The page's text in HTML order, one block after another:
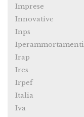
Imprese
Innovative
Inps
Iperammortamenti
Irap
Ires
Irpef
Italia
Iva